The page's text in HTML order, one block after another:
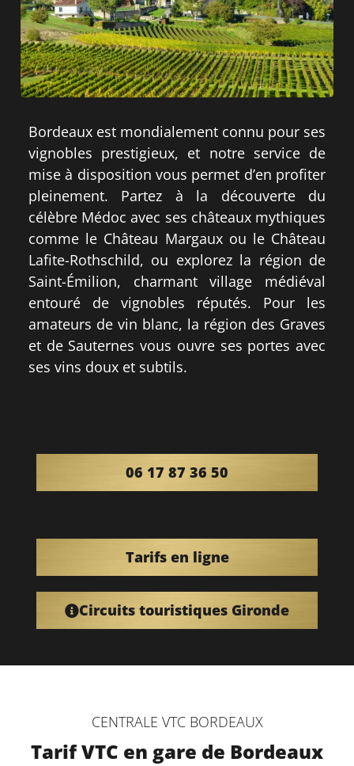
Bordeaux est mondialement connu pour ses
vignobles prestigieux, et notre service de
mise à disposition vous permet d’en profiter
pleinement. Partez à la découverte du
célèbre Médoc avec ses châteaux mythiques
comme le Château Margaux ou le Château
Lafite-Rothschild, ou explorez la région de
Saint-Émilion, charmant village médiéval
entouré de vignobles réputés. Pour les
amateurs de vin blanc, la région des Graves
et de Sauternes vous ouvre ses portes avec
ses vins doux et subtils.
06 17 87 36 50
Tarifs en ligne
Circuits touristiques Gironde
CENTRALE VTC BORDEAUX
Tarif VTC en gare de Bordeaux